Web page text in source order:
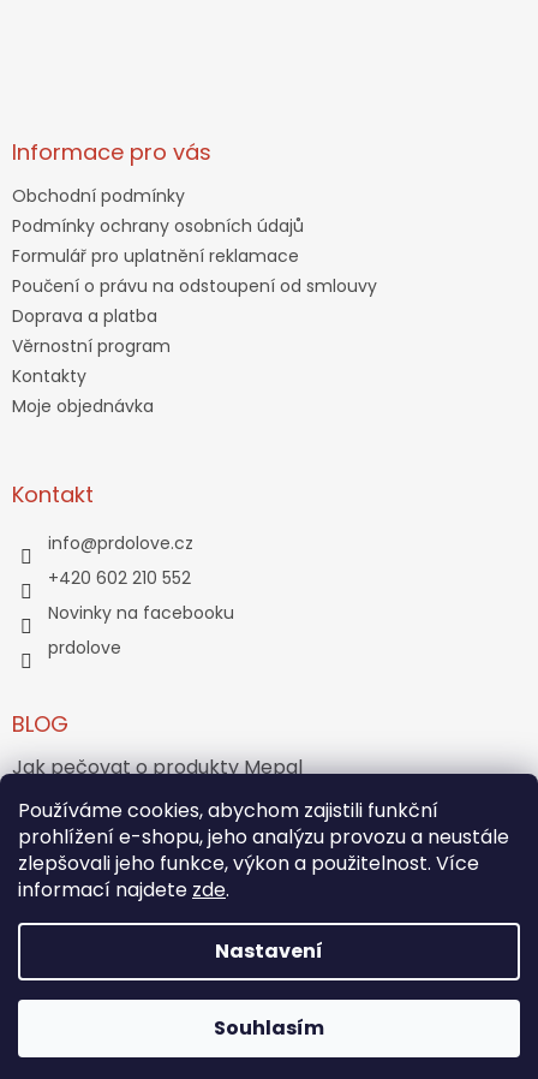
Používáme cookies, abychom zajistili funkční
prohlížení e-shopu, jeho analýzu provozu a neustále
zlepšovali jeho funkce, výkon a použitelnost. Více
informací najdete zde.
Nastavení
Souhlasím
Informace pro vás
Obchodní podmínky
Podmínky ochrany osobních údajů
Formulář pro uplatnění reklamace
Poučení o právu na odstoupení od smlouvy
Doprava a platba
Věrnostní program
Kontakty
Moje objednávka
Kontakt
info@prdolove.cz
+420 602 210 552
Novinky na facebooku
prdolove
BLOG
Jak pečovat o produkty Mepal
Jak vznikl medvídek Teddy Bear?
ARCHIV
Vytvořil Shoptet
PRĎOLOVÉ. Všechna práva vyhrazena.